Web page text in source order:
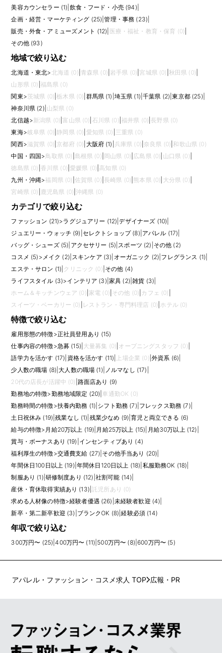
ランド、媒体リレーション、SNS実績、イベント運営、撮影進行、英語対
応の有無が確認されやすいポイントです。
応募前には、PRの業務範囲を具体的に確認しましょう。ブランドによっ
て、雑誌やWeb媒体へのプレス対応が中心の場合、SNSやインフルエンサ
場合があります。撮影立ち会い、サンプル管理、展示会準備など繁忙期に
業務量が増えることもあるため、チーム体制やアシスタントの有無も見て
おくと安心です。
PR求人を比較する際は、プレス対応中心かSNS運用中心か、国内ブランド
か外資系ブランドか、代理店側か事業会社側かを見ておくとよいでしょ
う。ファッションやコスメを「好き」で終わらせず、ブランド価値を言葉
と体験で届けたい方に向いている職種です。
地域で絞り込む
北海道・東北>北海道 (0) 青森県 (0) 岩手県 (0) |宮城県 (0) 秋田県 (0)
山形県 (0) 福島県 (0)
関東>茨城県 (0) |栃木県 (0) 群馬県 (1) 埼玉県 (1) |千葉県 (2) |東京都 (25)
神奈川県 (2) 山梨県 (0)
北信越>新潟県 (0) |富山県 (0) 石川県 (0) 福井県 (0) 長野県 (0)
東海>岐阜県 (0) 静岡県 (0) 愛知県 (0) 三重県 (0)
関西>滋賀県 (0) 京都府 (0) 大阪府 (1) 兵庫県 (0) 奈良県 (0) |和歌山県 (0)
中国・四国>鳥取県 (0) 島根県 (0) 岡山県 (0) 広島県 (0) 山口県 (0)
徳島県 (0) 香川県 (0) 愛媛県 (0) 高知県 (0)
九州・沖縄>福岡県 (0) 佐賀県 (0) 長崎県 (0) 熊本県 (0) 大分県 (0)
宮崎県 (0) 鹿児島県 (0) |沖縄県 (0)
カテゴリで絞り込む
ファッション (21)>ラグジュアリー (12) |デザイナーズ (10)
ジュエリー・ウォッチ (9) セレクトショップ (8) アパレル (17)
バッグ・シューズ (5) アクセサリー (5) スポーツ (2) その他 (2)
コスメ (5) > メイク (2) スキンケア (3) オーガニック (2) フレグランス (1)
エステ・サロン (1) クリニック (0) その他 (4)
ライフスタイル (3)>インテリア (3) 家具 (2) |雑貨 (3)
ホーム＆キッチンウェア (0) 家電 (0) その他 (0) カフェ (0)
スイーツ・ベーカリー (0) レストラン・専門料理店 (0) ホテル (0)
美容カウンセラー (1) 飲食・フード・小売 (94)
企画・経営・マーケティング (25) |管理・事務 (23)
販売・外食・アミューズメント (12) 医療・福祉・教育・保育 (0)
その他 (93)
特徴で絞り込む
雇用形態の特徴>正社員登用あり (15)
仕事内容の特徴>急募 (15) 大量募集 (0) オープニングスタッフ (0)
語学力を活かす (17) 資格を活かす (11) 上場企業 (0) 外資系 (6)
少人数の職場 (8) |大人数の職場 (1) ノルマなし (17)
20代の店長が活躍中 (0) 路面店あり (9)
勤務地の特徴>勤務地域限定 (20) 車通勤OK (0)
勤務時間の特徴>扶養内勤務 (1) シフト勤務 (7) フレックス勤務 (7)
土日祝休み (19) |残業なし (1) 残業少なめ (9) |育児と両立できる (6)
給与の特徴> 月給20万以上 (19) 月給25万以上 (15) 月給30万以上 (12)
賞与・ボーナスあり (19) インセンティブあり (4)
福利厚生の特徴>交通費支給 (27) その他手当あり (20)
年間休日100日以上 (19) 年間休日120日以上 (18) 私服勤務OK (18)
制服あり (1) 研修制度あり (12) 社割可能 (14)
産休・育休取得実績あり (13) |託児所あり (0)
求める人材像の特徴>経験者優遇 (26) 未経験者歓迎 (4)
新卒・第二新卒歓迎 (3) ブランクOK (8) |経験必須 (14)
年収で絞り込む
300万円〜 (25) |400万円〜 (11) 500万円〜 (8) |600万円〜 (5)
アパレル・ファッション・コスメ求人 TOP 広報・PR